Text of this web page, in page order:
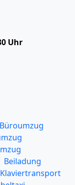
Uhr
Büroumzug
Beiladung
Klaviertransport